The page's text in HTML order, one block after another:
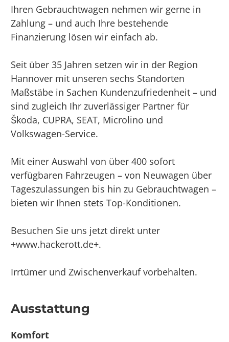
Ihren Gebrauchtwagen nehmen wir gerne in
Zahlung – und auch Ihre bestehende
Finanzierung lösen wir einfach ab.
Seit über 35 Jahren setzen wir in der Region
Hannover mit unseren sechs Standorten
Maßstäbe in Sachen Kundenzufriedenheit – und
sind zugleich Ihr zuverlässiger Partner für
Škoda, CUPRA, SEAT, Microlino und
Volkswagen-Service.
Mit einer Auswahl von über 400 sofort
verfügbaren Fahrzeugen – von Neuwagen über
Tageszulassungen bis hin zu Gebrauchtwagen –
bieten wir Ihnen stets Top-Konditionen.
Besuchen Sie uns jetzt direkt unter
+www.hackerott.de+.
Irrtümer und Zwischenverkauf vorbehalten.
Ausstattung
Komfort